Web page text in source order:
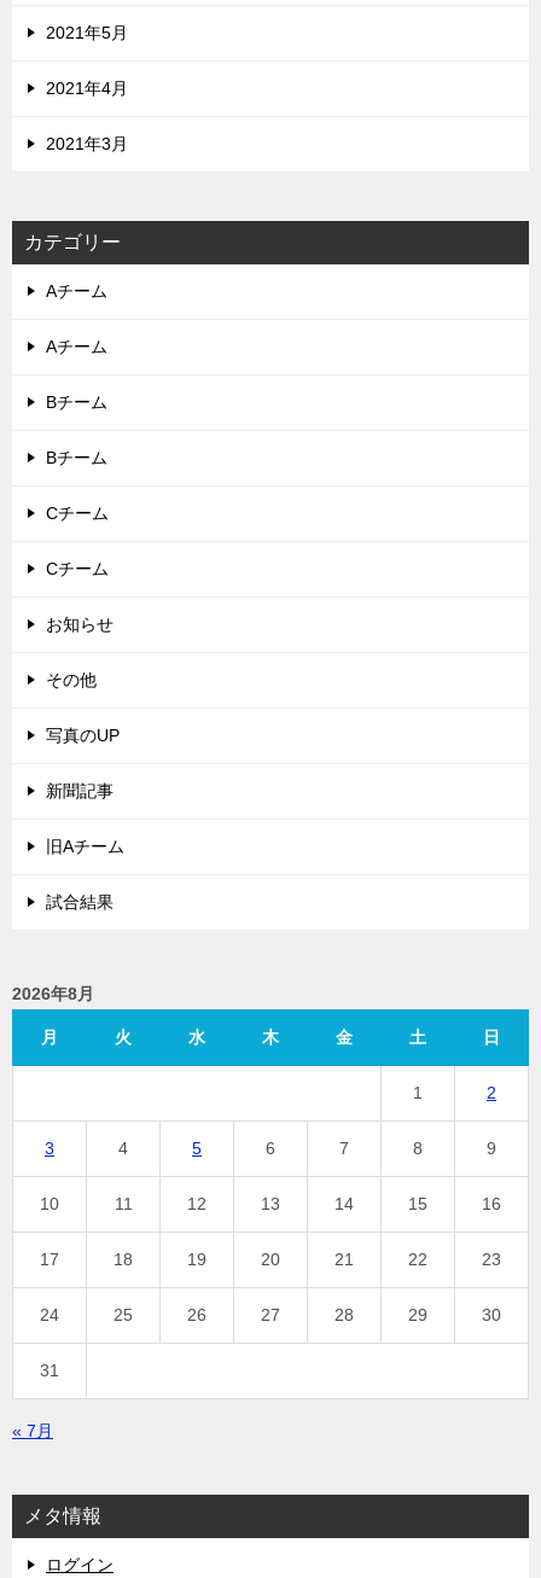
2021年5月
2021年4月
2021年3月
カテゴリー
Aチーム
Aチーム
Bチーム
Bチーム
Cチーム
Cチーム
お知らせ
その他
写真のUP
新聞記事
旧Aチーム
試合結果
2026年8月
月 火 水 木 金 土 日
1 2
3 4 5 6 7 8 9
10 11 12 13 14 15 16
17 18 19 20 21 22 23
24 25 26 27 28 29 30
31
« 7月
メタ情報
ログイン